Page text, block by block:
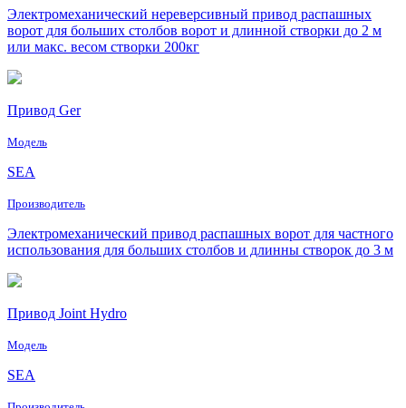
Электромеханический нереверсивный привод распашных
ворот для больших столбов ворот и длинной створки до 2 м
или макс. весом створки 200кг
Привод Ger
Модель
SEA
Производитель
Электромеханический привод распашных ворот для частного
использования для больших столбов и длинны створок до 3 м
Привод Joint Hydro
Модель
SEA